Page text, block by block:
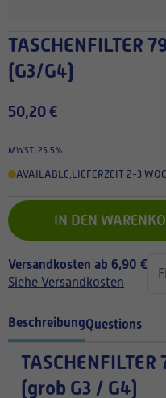
TASCHENFILTER 792x392-540/6 Coarse
(G3/G4)
50,20 €
MWST. 25.5%
AVAILABLE,LIEFERZEIT 2-3
IN DEN
Versandkosten ab 6,90 €
Siehe Versandkosten
BeschreibungQuestions
TASCHENFILTER
(grob G3 / G4)